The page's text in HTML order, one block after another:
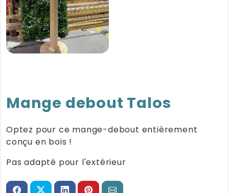
Mange debout Talos
Optez pour ce mange-debout entièrement
conçu en bois !
Pas adapté pour l'extérieur